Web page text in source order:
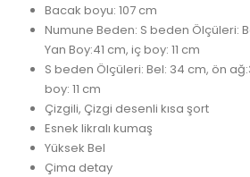
Bacak boyu: 107 cm
Numune Beden: S beden Ölçüleri:
Yan Boy:41 cm, iç boy: 11 cm
S beden Ölçüleri: Bel: 34 cm, ön
boy: 11 cm
Çizgili, Çizgi desenli kısa şort
Esnek likralı kumaş
Yüksek Bel
Çima detay